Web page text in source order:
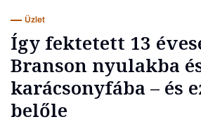
Üzlet
Így fektetett 13
Branson nyulakba
karácsonyfába – és
belőle